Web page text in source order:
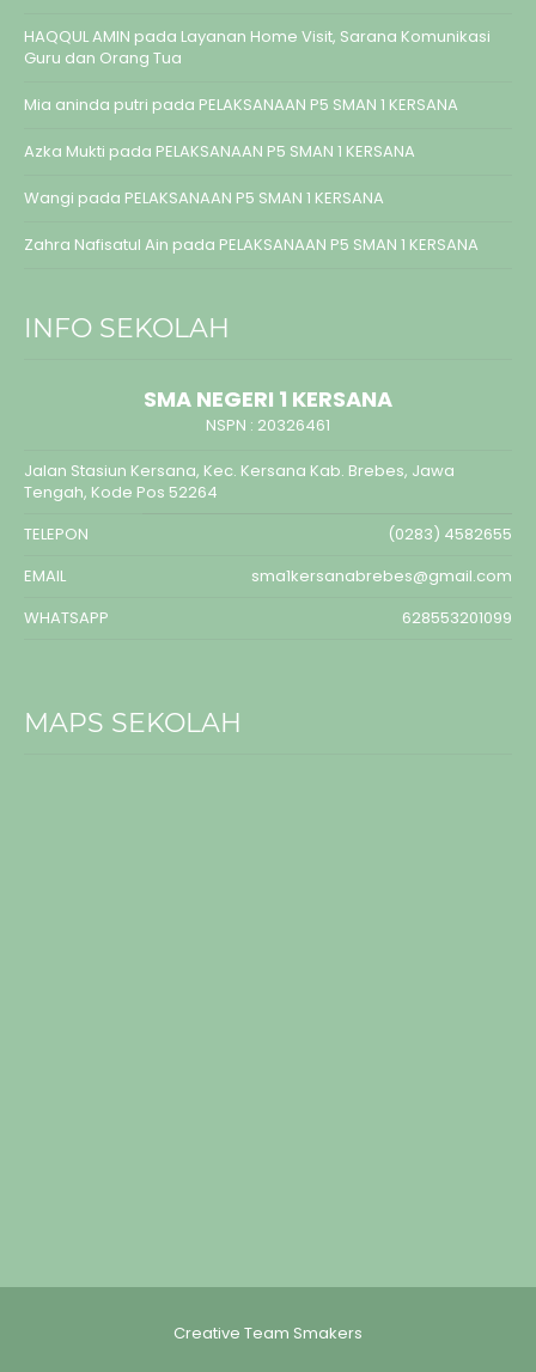
HAQQUL AMIN pada Layanan Home Visit, Sarana Komunikasi
Guru dan Orang Tua
Mia aninda putri pada PELAKSANAAN P5 SMAN 1 KERSANA
Azka Mukti pada PELAKSANAAN P5 SMAN 1 KERSANA
Wangi pada PELAKSANAAN P5 SMAN 1 KERSANA
Zahra Nafisatul Ain pada PELAKSANAAN P5 SMAN 1 KERSANA
INFO SEKOLAH
SMA NEGERI 1 KERSANA
NSPN : 20326461
Jalan Stasiun Kersana, Kec. Kersana Kab. Brebes, Jawa
Tengah, Kode Pos 52264
TELEPON
(0283) 4582655
EMAIL
sma1kersanabrebes@gmail.com
WHATSAPP
628553201099
MAPS SEKOLAH
Creative Team Smakers